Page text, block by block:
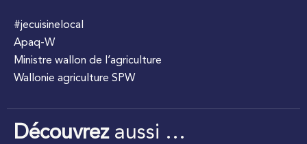
#jecuisinelocal
Apaq-W
Ministre wallon de l’agriculture
Wallonie agriculture SPW
Découvrezaussi …